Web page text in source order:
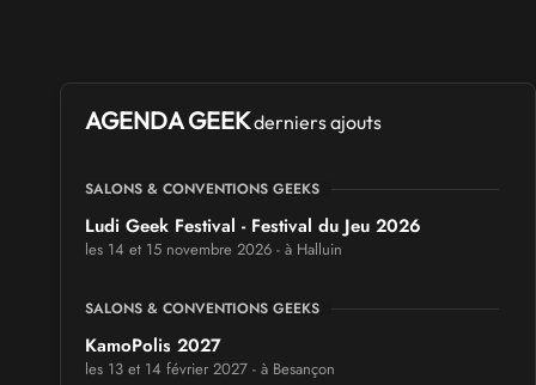
AGENDA GEEKderniers ajouts
SALONS & CONVENTIONS GEEKS
Ludi Geek Festival - Festival du Jeu 2026
les 14 et 15 novembre 2026 - à Halluin
SALONS & CONVENTIONS GEEKS
KamoPolis 2027
les 13 et 14 février 2027 - à Besançon